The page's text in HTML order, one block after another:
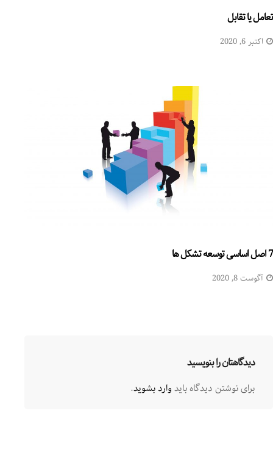
تعامل یا تقابل
اکتبر 6, 2020
7 اصل اساسی توسعه تشکل ها
آگوست 8, 2020
دیدگاهتان را بنویسید
برای نوشتن دیدگاه بایدوارد بشوید.